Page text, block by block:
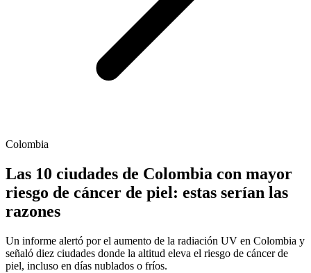
Colombia
Las 10 ciudades de Colombia con mayor
riesgo de cáncer de piel: estas serían las
razones
Un informe alertó por el aumento de la radiación UV en Colombia y
señaló diez ciudades donde la altitud eleva el riesgo de cáncer de
piel, incluso en días nublados o fríos.